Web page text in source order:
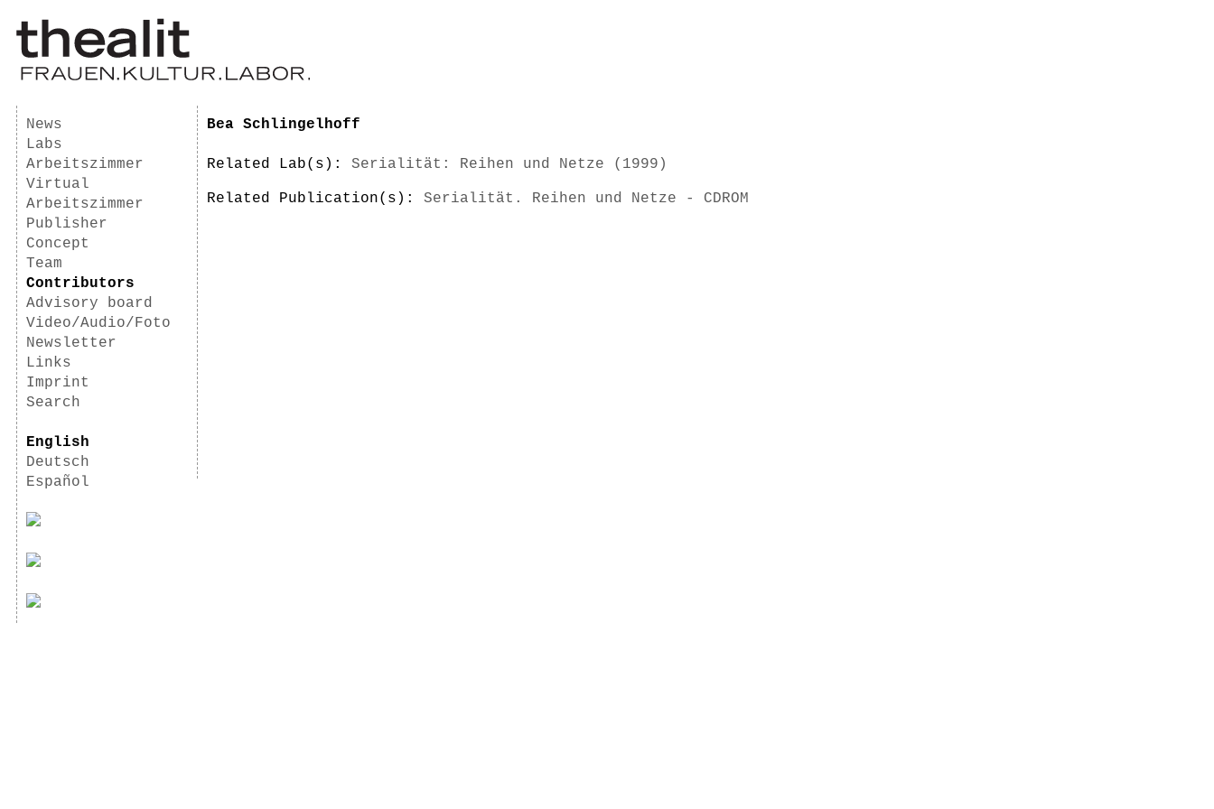
News
Labs
Arbeitszimmer
Virtual
Arbeitszimmer
Publisher
Concept
Team
Contributors
Advisory board
Video/Audio/Foto
Newsletter
Links
Imprint
Search
English
Deutsch
Español
Bea Schlingelhoff
Related Lab(s): Serialität: Reihen und Netze (1999)
Related Publication(s): Serialität. Reihen und Netze - CDROM